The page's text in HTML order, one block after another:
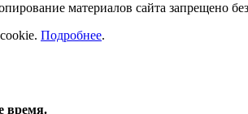
материалов сайта запрещено
Подробнее.
время.